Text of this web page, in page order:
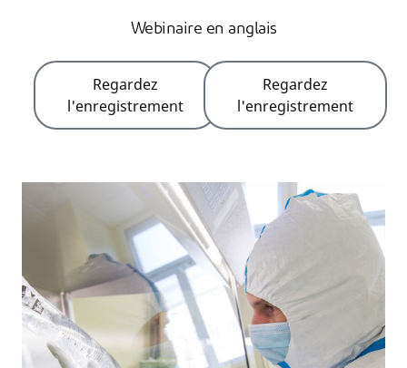
Webinaire en anglais
Regardez
l'enregistrement
Regardez
l'enregistrement